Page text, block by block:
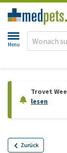
Menu
Trovet
lesen
Zurück